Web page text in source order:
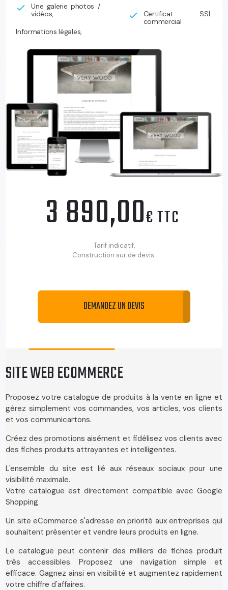
check
Une galerie photos /
vidéos,
Informations légales,
check
Certificat SSL
commercial
3 890,00€ TTC
Tarif indicatif,
Construction sur de devis.
DEMANDEZ UN DEVIS
SITE WEB ECOMMERCE
Proposez votre catalogue de produits à la vente en ligne et
gérez simplement vos commandes, vos articles, vos clients
et vos communicartons.
Créez des promotions aisément et fidélisez vos clients avec
des fiches produits attrayantes et intelligentes.
L'ensemble du site est lié aux réseaux sociaux pour une
visibilité maximale.
Votre catalogue est directement compatible avec Google
Shopping
Un site eCommerce s'adresse en priorité aux entreprises qui
souhaitent présenter et vendre leurs produits en ligne.
Le catalogue peut contenir des milliers de fiches produit
très accessibles. Proposez une navigation simple et
efficace. Gagnez ainsi en visibilité et augmentez rapidement
votre chiffre d'affaires.